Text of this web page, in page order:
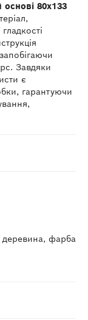
основі 80x133
Завдяки
є
гарантуючи
деревина, фарба